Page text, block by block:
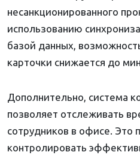
несанкционированного
использованию
базой данных,
карточки снижается до
Дополнительно, система
позволяет отслеживать
сотрудников в офисе. Это
контролировать